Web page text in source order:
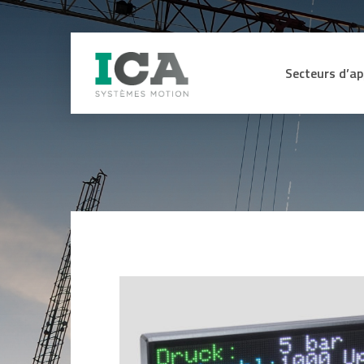
Secteurs
Secteur Médical
Energie
Industrie du
Engins de TP
Capteurs d’efforts et de couple
Capteurs angulaires et linéaires
Anémomètres
Inclinomètres